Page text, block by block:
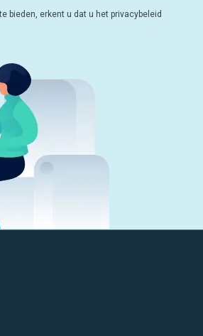
bieden, erkent u dat u het privacybeleid